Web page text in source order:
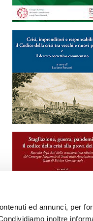
ed annunci, per
inoltre